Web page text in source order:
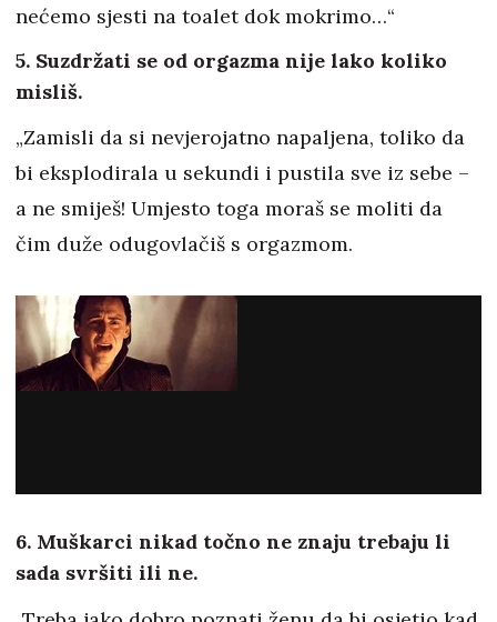
nećemo sjesti na toalet dok mokrimo…“
5. Suzdržati se od orgazma nije lako koliko
misliš.
„Zamisli da si nevjerojatno napaljena, toliko da
bi eksplodirala u sekundi i pustila sve iz sebe –
a ne smiješ! Umjesto toga moraš se moliti da
čim duže odugovlačiš s orgazmom.
6. Muškarci nikad točno ne znaju trebaju li
sada svršiti ili ne.